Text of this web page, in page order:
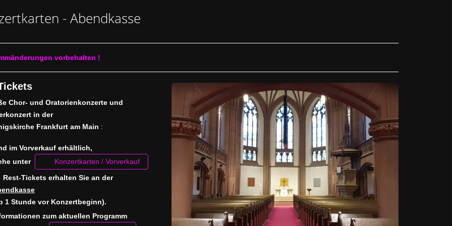
- Abendkasse
vorbehalten !
Chor- und Oratorienkonzerte und
in der
Frankfurt am Main :
im Vorverkauf erhältlich,
unter
Konzertkarten / Vorverkauf
Rest-Tickets erhalten Sie an der
1 Stunde vor Konzertbeginn).
zum aktuellen Programm